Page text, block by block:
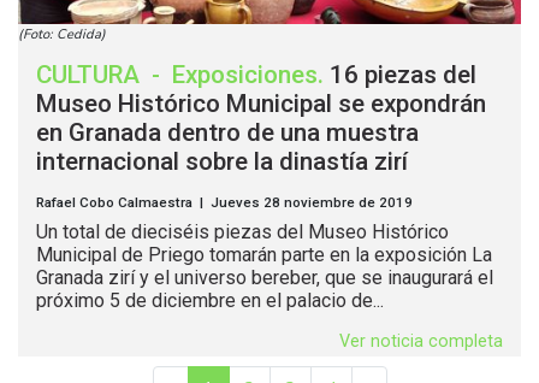
(Foto: Cedida)
CULTURA - Exposiciones. 16 piezas del
Museo Histórico Municipal se expondrán
en Granada dentro de una muestra
internacional sobre la dinastía zirí
Rafael Cobo Calmaestra | Jueves 28 noviembre de 2019
Un total de dieciséis piezas del Museo Histórico
Municipal de Priego tomarán parte en la exposición La
Granada zirí y el universo bereber, que se inaugurará el
próximo 5 de diciembre en el palacio de...
Ver noticia completa